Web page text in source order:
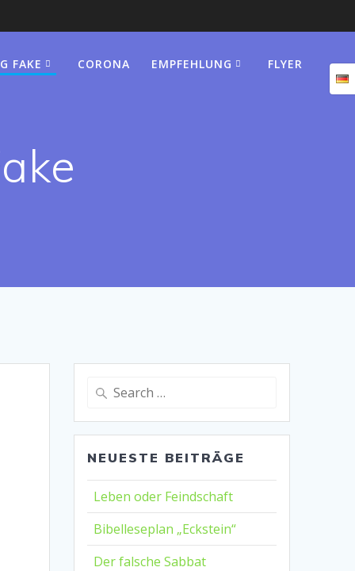
FAKE CORONA EMPFEHLUNG FLYER
Search
NEUESTE BEITRÄGE
Leben oder Feindschaft
Bibelleseplan „Eckstein“
Der falsche Sabbat